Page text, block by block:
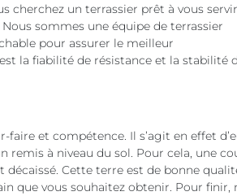
cherchez un terrassier prêt à vous servir
sommes une équipe de terrassier
pour assurer le meilleur
la fiabilité de résistance et la stabilité
et compétence. Il s’agit en effet
remis à niveau du sol. Pour cela, une
Cette terre est de bonne
que vous souhaitez obtenir. Pour finir,